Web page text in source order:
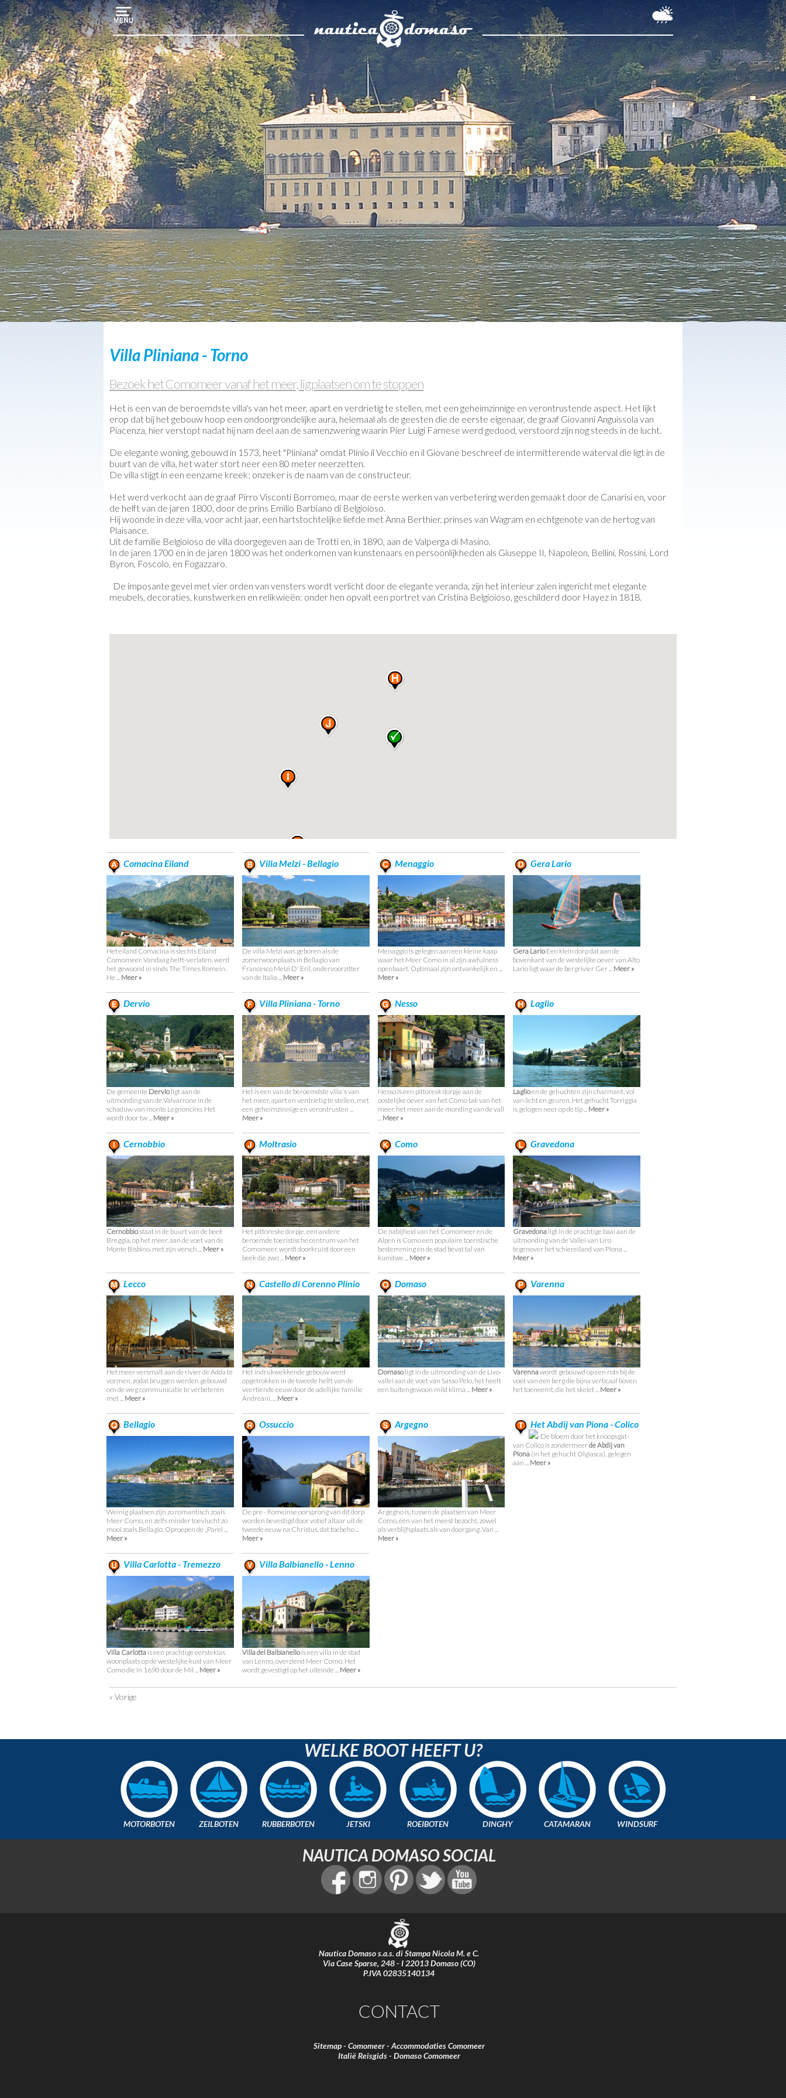
Startpagina
Bootstalling
Jachthaven-
Ligplaatsen
Nautical
Services
het
Comomeer
Boten
aanbod
Weer-
Webcam
Contact
Villa Pliniana - Torno
Bezoek het Comomeer vanaf het meer, ligplaatsen om te stoppen
Het is een van de beroemdste villa's van het meer, apart en verdrietig te stellen, met een geheimzinnige en verontrustende aspect. Het lijkt
erop dat bij het gebouw hoop een ondoorgrondelijke aura, helemaal als de geesten die de eerste eigenaar, de graaf Giovanni Anguissola van
Piacenza, hier verstopt nadat hij nam deel aan de samenzwering waarin Pier Luigi Farnese werd gedood, verstoord zijn nog steeds in de lucht.
De elegante woning, gebouwd in 1573, heet "Pliniana" omdat Plinio il Vecchio en il Giovane beschreef de intermitterende waterval die ligt in de
buurt van de villa, het water stort neer een 80 meter neerzetten.
De villa stijgt in een eenzame kreek; onzeker is de naam van de constructeur.
Het werd verkocht aan de graaf Pirro Visconti Borromeo, maar de eerste werken van verbetering werden gemaakt door de Canarisi en, voor
de helft van de jaren 1800, door de prins Emilio Barbiano di Belgioioso.
Hij woonde in deze villa, voor acht jaar, een hartstochtelijke liefde met Anna Berthier, prinses van Wagram en echtgenote van de hertog van
Plaisance.
Uit de familie Belgioioso de villa doorgegeven aan de Trotti en, in 1890, aan de Valperga di Masino.
In de jaren 1700 en in de jaren 1800 was het onderkomen van kunstenaars en persoonlijkheden als Giuseppe II, Napoleon, Bellini, Rossini, Lord
Byron, Foscolo, en Fogazzaro.
De imposante gevel met vier orden van vensters wordt verlicht door de elegante veranda, zijn het interieur zalen ingericht met elegante
meubels, decoraties, kunstwerken en relikwieën: onder hen opvalt een portret van Cristina Belgioioso, geschilderd door Hayez in 1818.
Comacina Eiland
Het eiland Comacina is slechts Eiland
Comomeer. Vandaag helft-verlaten, werd
het gewoond in sinds The Times Romein.
He ... Meer »
Villa Melzi - Bellagio
De villa Melzi was geboren als de
zomerwoonplaats in Bellagio van
Francesco Melzi D' Eril, ondervoorzitter
van de Italia ... Meer »
Menaggio
Menaggio is gelegen aan een kleine kaap
waar het Meer Como in al zijn awfulness
openbaart. Optimaal zijn ontvankelijk en ...
Meer »
Gera Lario
Gera LarioEen klein dorp dat aan de
bovenkant van de westelijke oever van Alto
Lario ligt waar de bergrivier Ger ... Meer »
Dervio
De gemeente Dervioligt aan de
uitmonding van de Valvarrone in de
schaduw van monte Legnoncino. Het
wordt door tw ... Meer »
Villa Pliniana - Torno
Het is een van de beroemdste villa's van
het meer, apart en verdrietig te stellen, met
een geheimzinnige en verontrusten ...
Meer »
Nesso
Nesso is een pittoresk dorpje aan de
oostelijke oever van het Como tak van het
meer, het meer aan de monding van de vall
Meer »
Laglio
Laglioen de gehuchten zijn charmant, vol
van licht en geuren. Het gehucht Torriggia
is gelogen neer op de tip ... Meer »
Cernobbio
Cernobbiostaat in de buurt van de beek
Breggia, op het meer, aan de voet van de
Monte Bisbino, met zijn versch ... Meer »
Moltrasio
Het pittoreske dorpje, een andere
beroemde toeristische centrum van het
Comomeer, wordt doorkruist door een
beek die zwo ... Meer »
Como
De nabijheid van het Comomeer en de
Alpen is Como een populaire toeristische
bestemming en de stad bevat tal van
kunstwe ... Meer »
Gravedona
Gravedona ligt in de prachtige baai aan de
uitmonding van de Vallei van Liro
tegenover het schiereiland van Piona ...
Meer »
Lecco
Het meer versmalt aan de rivier de Adda te
vormen, zodat bruggen werden gebouwd
om de weg communicatie te verbeteren
met ... Meer »
Castello di Corenno Plinio
Het indrukwekkende gebouw werd
opgetrokken in de tweede helft van de
veertiende eeuw door de adellijke familie
Andreani, ... Meer »
Domaso
Domasoligt in de uitmonding van de Livo-
vallei aan de voet van Sasso Pelo, het heeft
een buitengewoon mild klima ... Meer »
Varenna
Varennawordt gebouwd op een rots bij de
voet van een berg die bijna verticaal boven
het toeneemt, die het skelet ... Meer »
Bellagio
Weinig plaatsen zijn zo romantisch zoals
Meer Como, en zelfs minder toevlucht zo
mooi zoals Bellagio. Oproepen de „Parel ...
Meer »
Ossuccio
De pre - Romeinse oorsprong van dit dorp
worden bevestigd door votief altaar uit de
tweede eeuw na Christus, dat toebeho ...
Meer »
Argegno
Argegno is, tussen de plaatsen van Meer
Como, één van het meest bezocht, zowel
als verblijfsplaats als van doorgang. Van ...
Meer »
Het Abdij van Piona - Colico
-De bloem door het knoopsgat-
van Colico is zondermeerde Abdij van
Piona (in het gehucht Olgiasca), gelegen
aan ... Meer »
Villa Carlotta - Tremezzo
Villa Carlotta is een prachtige eersteklas
woonplaats op de westelijke kust van Meer
Como die in 1690 door de Mil ... Meer »
Villa Balbianello - Lenno
Villa del Balbianellois een villa in de stad
van Lenno, overziend Meer Como. Het
wordt gevestigd op het uiteinde ... Meer »
« Vorige
WELKE BOOT HEEFT U?
MOTORBOTEN ZEILBOTEN RUBBERBOTEN JETSKI ROEIBOTEN DINGHY CATAMARAN WINDSURF
NAUTICA DOMASO SOCIAL
Nautica Domaso s.a.s. di Stampa Nicola M. e C.
Via Case Sparse, 248 - I 22013 Domaso (CO)
P.IVA 02835140134
CONTACT
Sitemap- Comomeer- Accommodaties Comomeer
Italië Reisgids- Domaso Comomeer